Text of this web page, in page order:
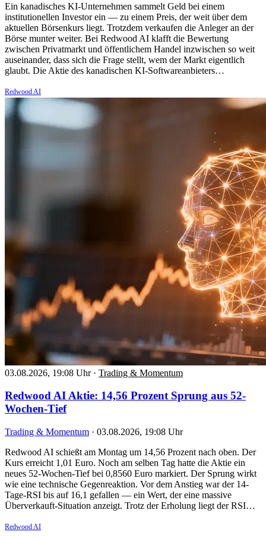
Ein kanadisches KI-Unternehmen sammelt Geld bei einem
institutionellen Investor ein — zu einem Preis, der weit über dem
aktuellen Börsenkurs liegt. Trotzdem verkaufen die Anleger an der
Börse munter weiter. Bei Redwood AI klafft die Bewertung
zwischen Privatmarkt und öffentlichem Handel inzwischen so weit
auseinander, dass sich die Frage stellt, wem der Markt eigentlich
glaubt. Die Aktie des kanadischen KI-Softwareanbieters…
Redwood AI
03.08.2026, 19:08 Uhr · Trading & Momentum
Redwood AI Aktie: 14,56 Prozent Sprung aus 52-
Wochen-Tief
Trading & Momentum · 03.08.2026, 19:08 Uhr
Redwood AI schießt am Montag um 14,56 Prozent nach oben. Der
Kurs erreicht 1,01 Euro. Noch am selben Tag hatte die Aktie ein
neues 52-Wochen-Tief bei 0,8560 Euro markiert. Der Sprung wirkt
wie eine technische Gegenreaktion. Vor dem Anstieg war der 14-
Tage-RSI bis auf 16,1 gefallen — ein Wert, der eine massive
Überverkauft-Situation anzeigt. Trotz der Erholung liegt der RSI…
Redwood AI